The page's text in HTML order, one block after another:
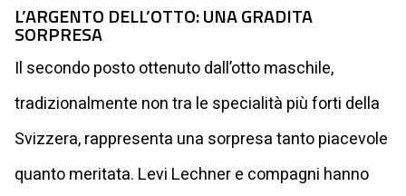
L’ARGENTO DELL’OTTO: UNA GRADITA
SORPRESA
Il secondo posto ottenuto dall’otto maschile,
tradizionalmente non tra le specialità più forti della
Svizzera, rappresenta una sorpresa tanto piacevole
quanto meritata. Levi Lechner e compagni hanno